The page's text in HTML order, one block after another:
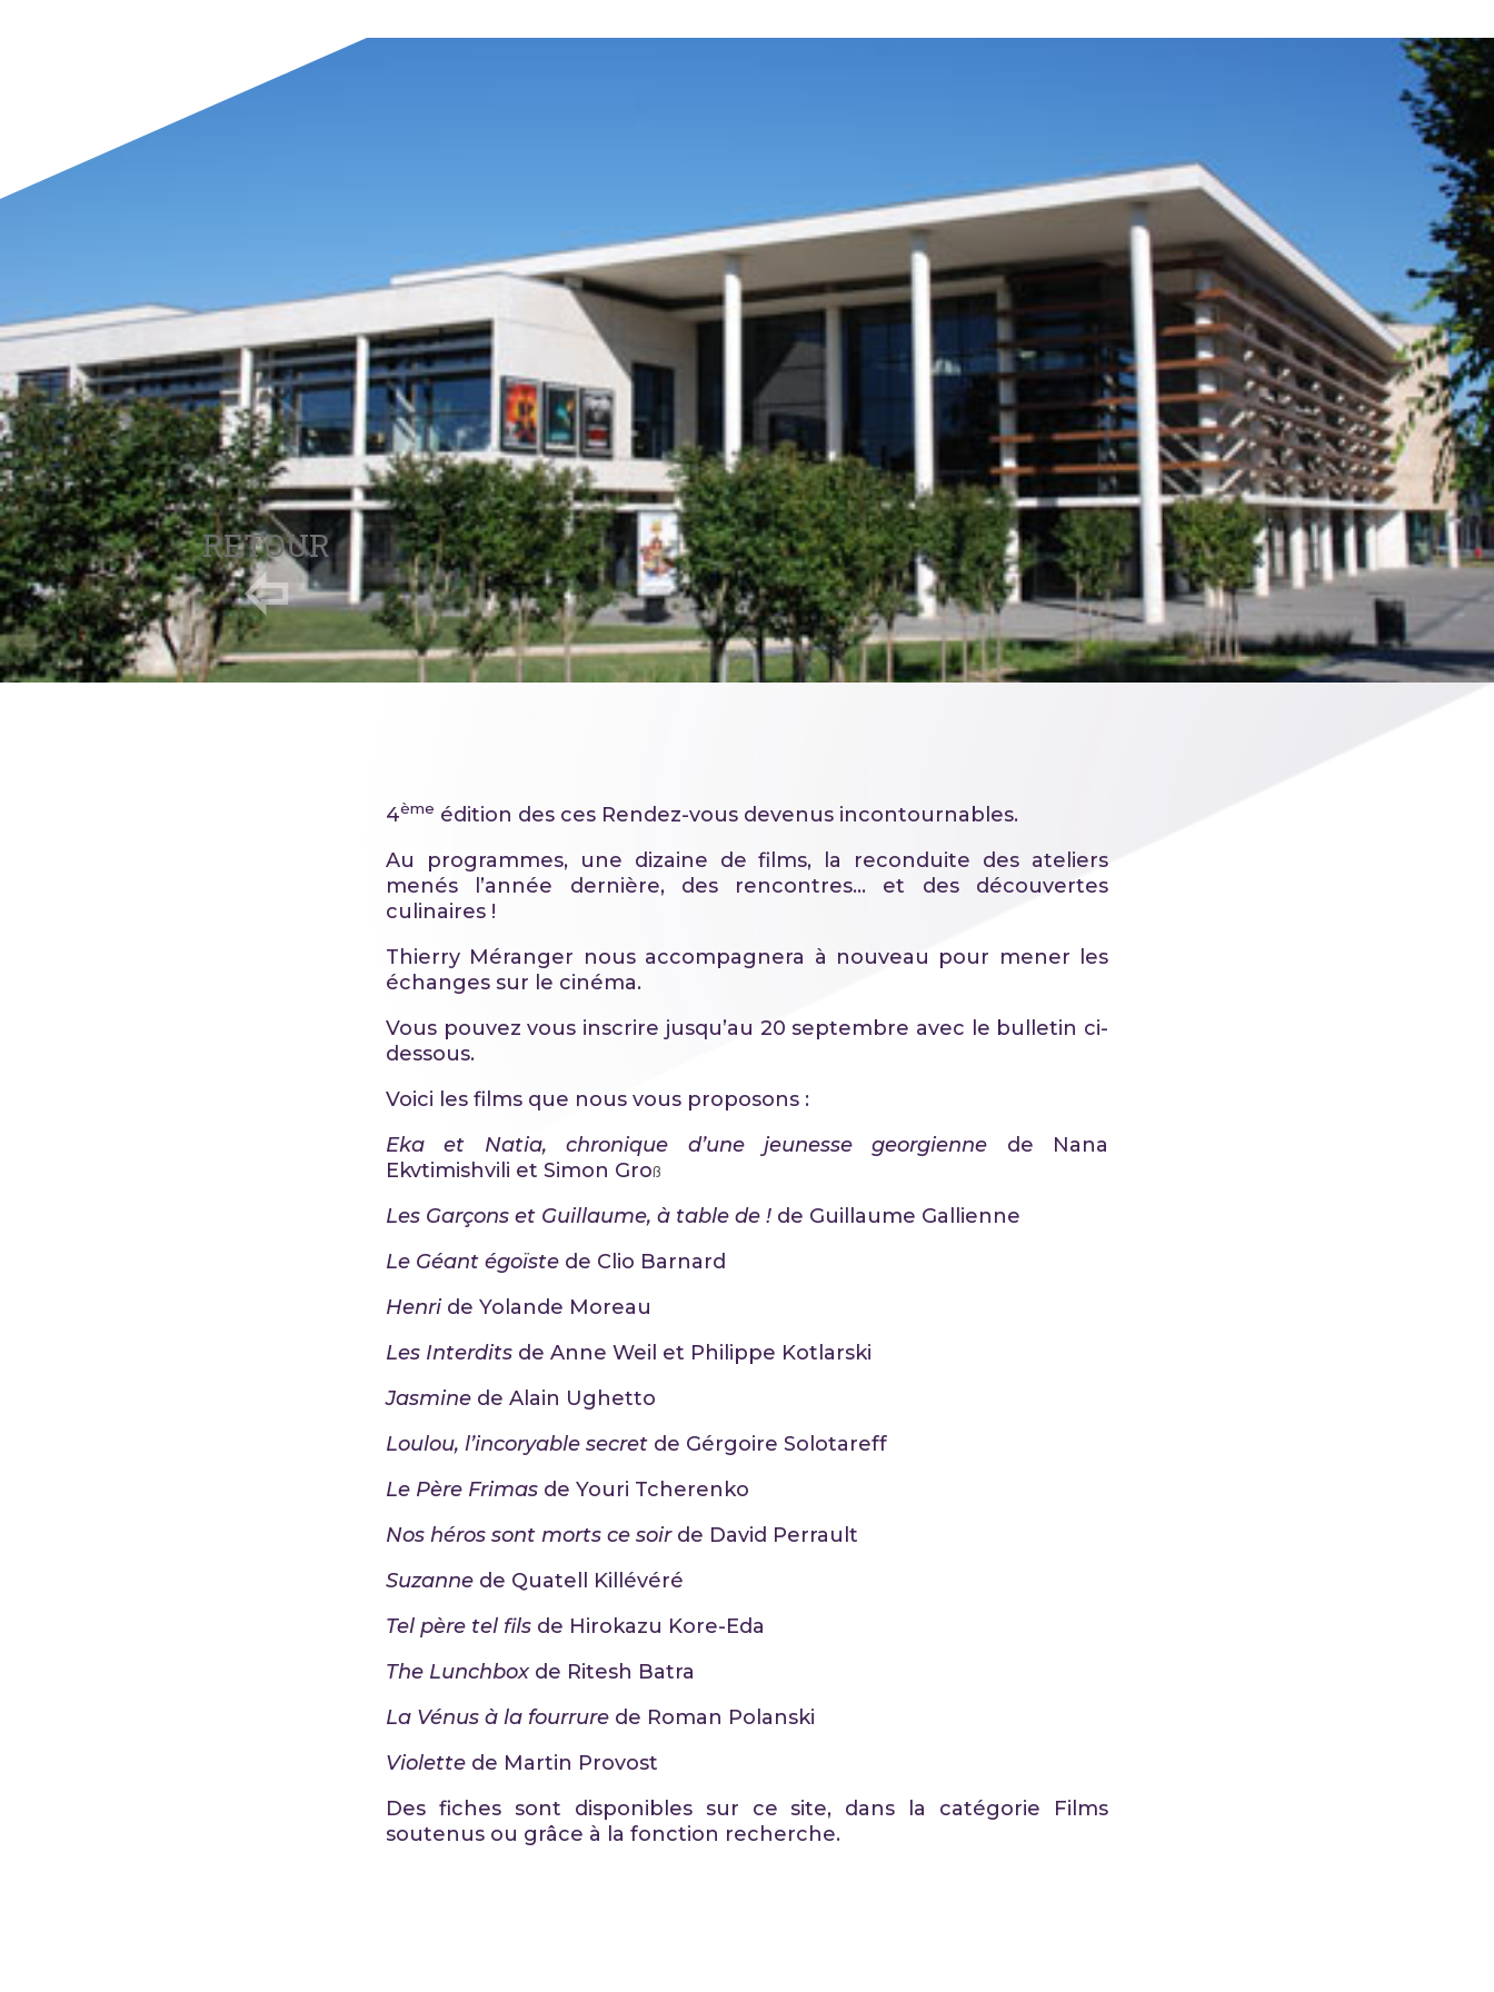
RETOUR
4ème édition des ces Rendez-vous devenus incontournables.
Au programmes, une dizaine de films, la reconduite des ateliers
menés l’année dernière, des rencontres… et des découvertes
culinaires !
Thierry Méranger nous accompagnera à nouveau pour mener les
échanges sur le cinéma.
Vous pouvez vous inscrire jusqu’au 20 septembre avec le bulletin ci-
dessous.
Voici les films que nous vous proposons :
Eka et Natia, chronique d’une jeunesse georgienne de Nana
Ekvtimishvili et Simon Groß
Les Garçons et Guillaume, à table de ! de Guillaume Gallienne
Le Géant égoïste de Clio Barnard
Henri de Yolande Moreau
Les Interdits de Anne Weil et Philippe Kotlarski
Jasmine de Alain Ughetto
Loulou, l’incoryable secret de Gérgoire Solotareff
Le Père Frimas de Youri Tcherenko
Nos héros sont morts ce soir de David Perrault
Suzanne de Quatell Killévéré
Tel père tel fils de Hirokazu Kore-Eda
The Lunchboxde Ritesh Batra
La Vénus à la fourrure de Roman Polanski
Violette de Martin Provost
Des fiches sont disponibles sur ce site, dans la catégorie Films
soutenus ou grâce à la fonction recherche.